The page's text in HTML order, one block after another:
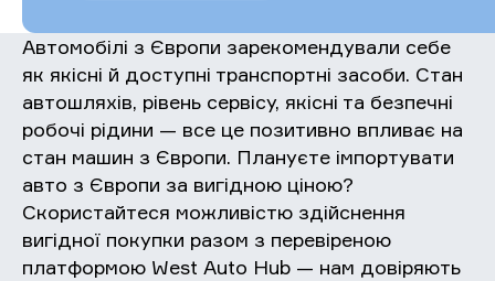
Автомобілі з Європи зарекомендували себе
як якісні й доступні транспортні засоби. Стан
автошляхів, рівень сервісу, якісні та безпечні
робочі рідини — все це позитивно впливає на
стан машин з Європи. Плануєте імпортувати
авто з Європи за вигідною ціною?
Скористайтеся можливістю здійснення
вигідної покупки разом з перевіреною
платформою West Auto Hub — нам довіряють